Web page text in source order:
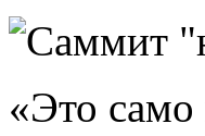
«Это само